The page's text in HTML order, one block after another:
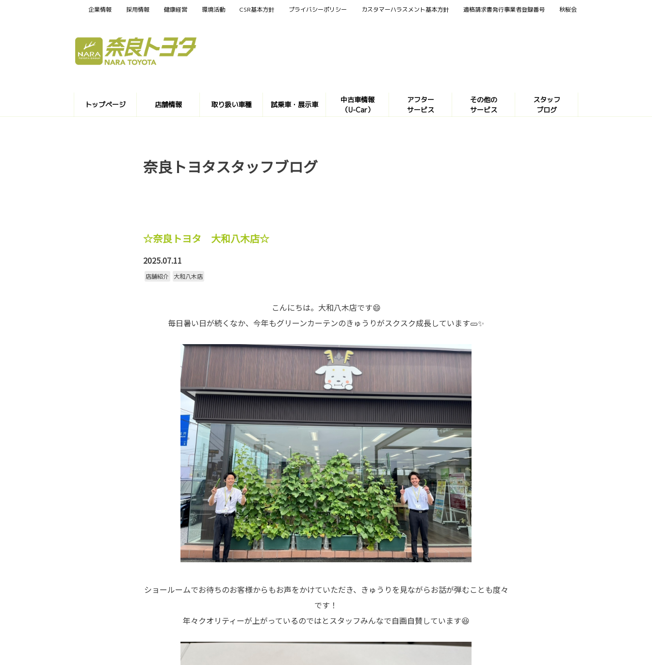
トップページ 店舗情報 取り扱い車種 試乗車・展示車
中古車情報
（U-Car）
アフター
サービス
その他の
サービス
スタッフ
ブログ
企業情報 採用情報 健康経営 環境活動 CSR基本方針 プライバシーポリシー カスタマーハラスメント基本方針 適格請求書発行事業者登録番号 秋桜会
奈良トヨタスタッフブログ
☆奈良トヨタ 大和八木店☆
2025.07.11
店舗紹介 大和八木店
こんにちは。大和八木店です😄
毎日暑い日が続くなか、今年もグリーンカーテンのきゅうりがスクスク成長しています🥒✨
ショールームでお待ちのお客様からもお声をかけていただき、きゅうりを見ながらお話が弾むことも度々
です！
年々クオリティーが上がっているのではとスタッフみんなで自画自賛しています😆